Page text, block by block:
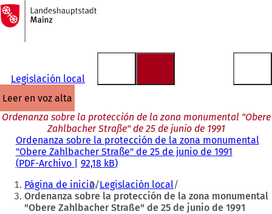
Saltar al contenido
A
la
página
Legislación local
leer en voz alta
Ordenanza sobre la protección de la zona monumental "Obere
Zahlbacher Straße" de 25 de junio de 1991
Ordenanza sobre la protección de la zona monumental
"Obere Zahlbacher Straße" de 25 de junio de 1991
PDF-Archivo 92,18 kB
Estás
aquí:
Página de inicio Legislación local
Ordenanza sobre la protección de la zona monumental
"Obere Zahlbacher Straße" de 25 de junio de 1991